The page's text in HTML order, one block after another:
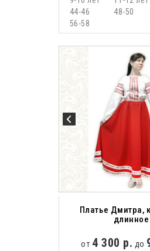
44-46
48-50
56-58
Платье Дмитра,
длинное
от 4 300 р. до